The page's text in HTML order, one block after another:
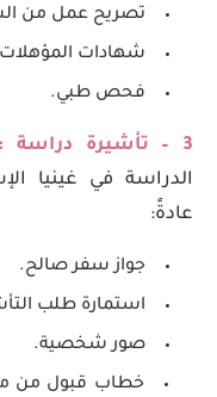
تصريح عمل من
شهادات المؤهلات
فحص طبي.
3 – تأشيرة دراسة :
الدراسة في غينيا
عادةً:
جواز سفر صالح.
استمارة طلب
صور شخصية.
خطاب قبول من